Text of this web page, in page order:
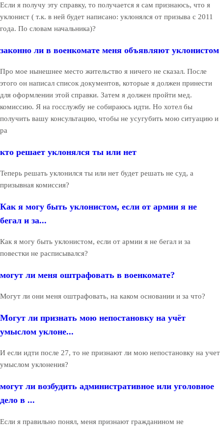
Если я получу эту справку, то получается я сам признаюсь, что я
уклонист ( т.к. в ней будет написано: уклонялся от призыва с 2011
года. По словам начальника)?
законно ли в военкомате меня объявляют уклонистом
Про мое нынешнее место жительство я ничего не сказал. После
этого он написал список документов, которые я должен принести
для оформлении этой справки. Затем я должен пройти мед.
комиссию. Я на госслужбу не собираюсь идти. Но хотел бы
получить вашу консультацию, чтобы не усугубить мою ситуацию и
ра
кто решает уклонялся ты или нет
Теперь решать уклонился ты или нет будет решать не суд, а
призывная комиссия?
Как я могу быть уклонистом, если от армии я не
бегал и за...
Как я могу быть уклонистом, если от армии я не бегал и за
повестки не расписывался?
могут ли меня оштрафовать в военкомате?
Могут ли они меня оштрафовать, на каком основании и за что?
Могут ли признать мою непостановку на учёт
умыслом уклоне...
И если идти после 27, то не признают ли мою непостановку на учет
умыслом уклонения?
могут ли возбудить административное или уголовное
дело в ...
Если я правильно понял, меня признают гражданином не